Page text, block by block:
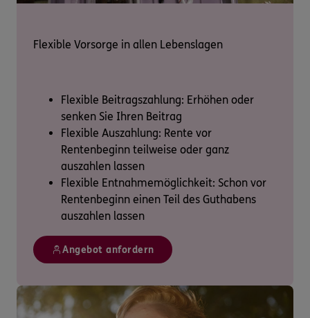
Flexible Vorsorge in allen Lebenslagen
Flexible Beitragszahlung: Erhöhen oder
senken Sie Ihren Beitrag
Flexible Auszahlung: Rente vor
Rentenbeginn teilweise oder ganz
auszahlen lassen
Flexible Entnahmemöglichkeit: Schon vor
Rentenbeginn einen Teil des Guthabens
auszahlen lassen
Angebot anfordern